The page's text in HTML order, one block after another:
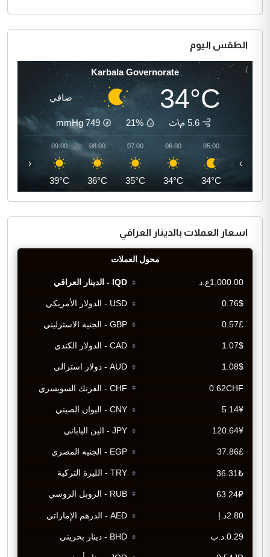
الطقس اليوم
Karbala Governorate
34°C صافي
5.6 م\ث 21%
749
mmHg
05:00
34°C
06:00
34°C
07:00
35°C
08:00
36°C
09:00
39°C
‹ ›
اسعار العملات بالدينار العراقي